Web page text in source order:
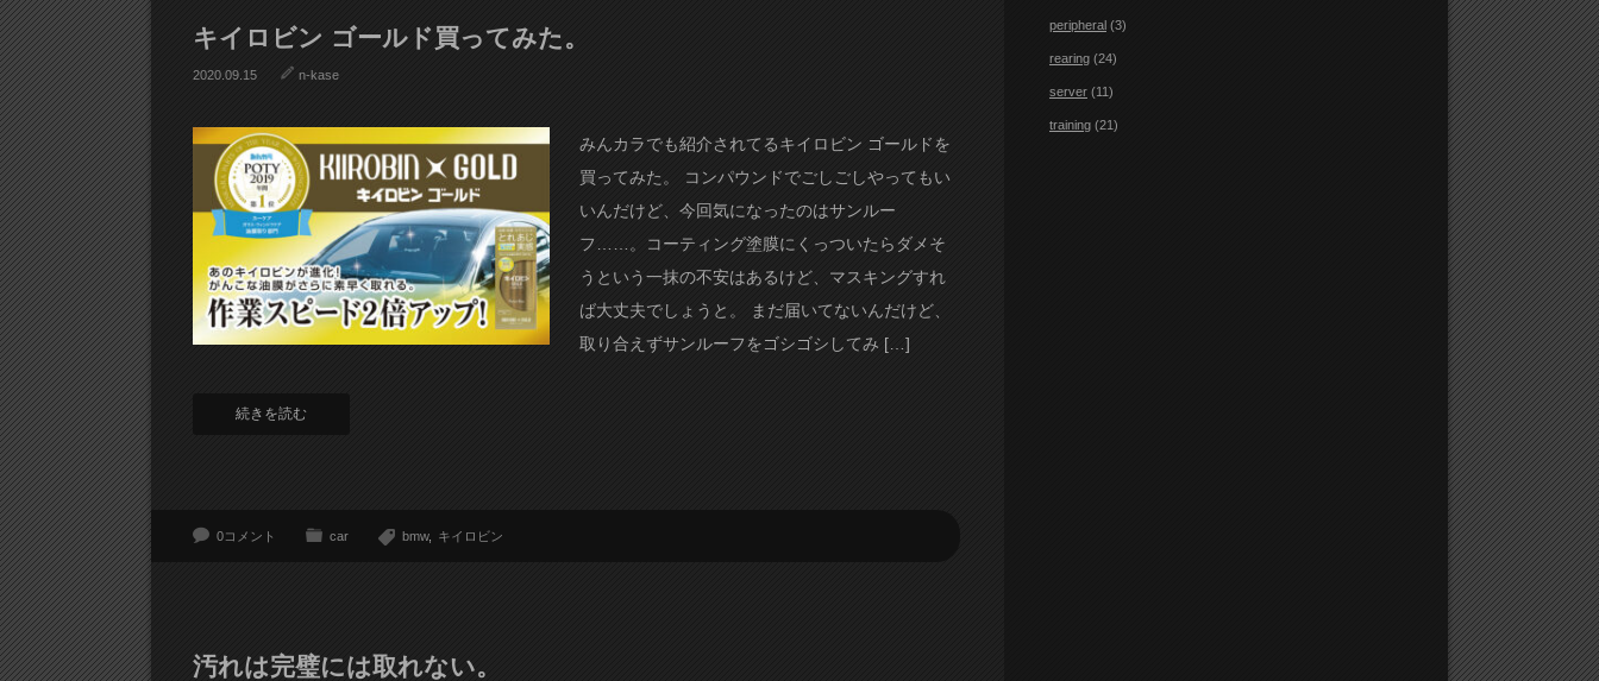
キイロビン ゴールド買ってみた。
2020.09.15 n-kase
みんカラでも紹介されてるキイロビン ゴールドを
買ってみた。 コンパウンドでごしごしやってもい
いんだけど、今回気になったのはサンルー
フ……。コーティング塗膜にくっついたらダメそ
うという一抹の不安はあるけど、マスキングすれ
ば大丈夫でしょうと。 まだ届いてないんだけど、
取り合えずサンルーフをゴシゴシしてみ […]
続きを読む
0コメント car bmw キイロビン
汚れは完璧には取れない。
peripheral (3)
rearing (24)
server (11)
training (21)